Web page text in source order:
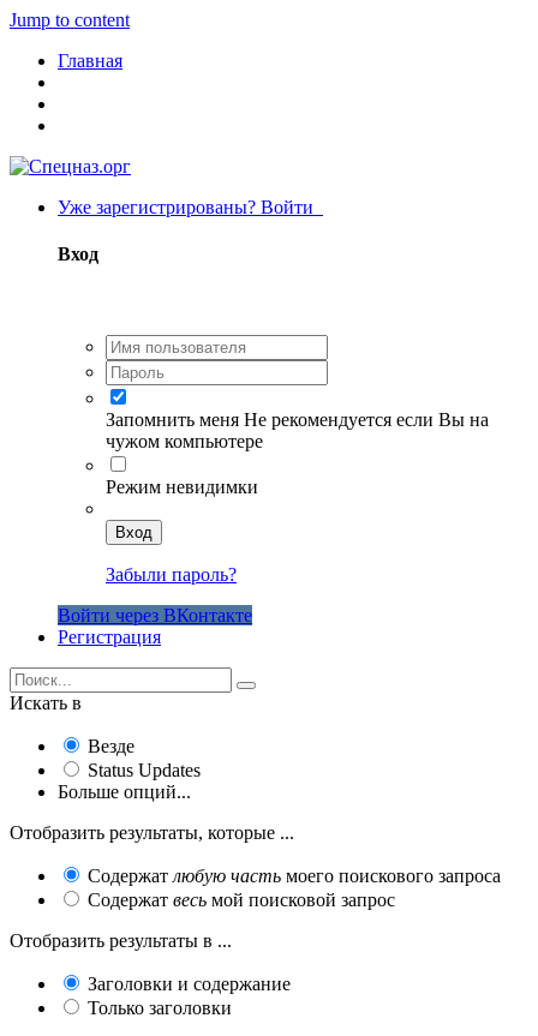
Jump to content
Главная
Уже зарегистрированы? Войти
Вход
Запомнить меня Не рекомендуется если Вы на
чужом компьютере
Режим невидимки
Вход
Забыли пароль?
Войти через ВКонтакте
Регистрация
Искать в
Везде
Status Updates
Больше опций...
Отобразить результаты, которые ...
Содержат любую часть моего поискового запроса
Содержат весь мой поисковой запрос
Отобразить результаты в ...
Заголовки и содержание
Только заголовки